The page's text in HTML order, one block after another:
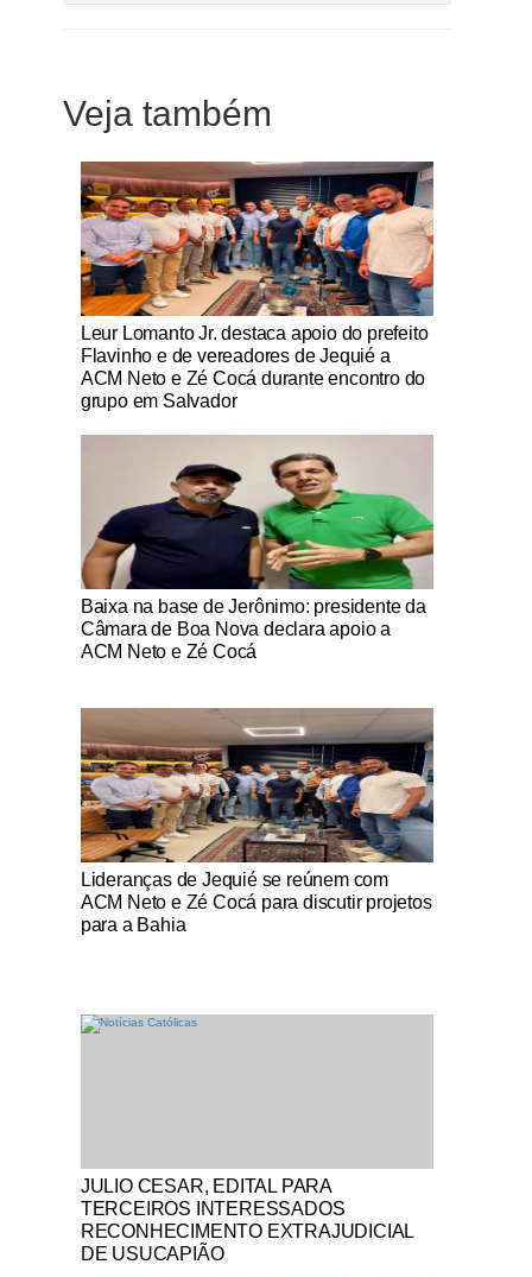
Veja também
Notícias Católicas
Leur Lomanto Jr. destaca apoio do prefeito
Flavinho e de vereadores de Jequié a
ACM Neto e Zé Cocá durante encontro do
grupo em Salvador
Notícias Católicas
Baixa na base de Jerônimo: presidente da
Câmara de Boa Nova declara apoio a
ACM Neto e Zé Cocá
Notícias Católicas
Lideranças de Jequié se reúnem com
ACM Neto e Zé Cocá para discutir projetos
para a Bahia
Notícias Católicas
JULIO CESAR, EDITAL PARA
TERCEIROS INTERESSADOS
RECONHECIMENTO EXTRAJUDICIAL
DE USUCAPIÃO